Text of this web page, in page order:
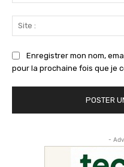
Enregistrer mon nom,
pour la prochaine fois que je
-